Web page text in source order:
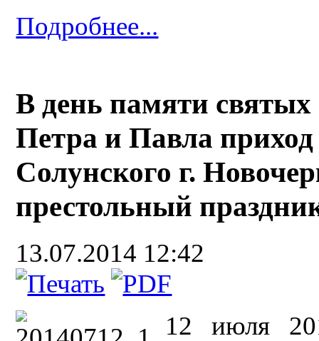
Подробнее...
В день памяти святых
Петра и Павла
Солунского г.
престольный
13.07.2014 12:42
12 июля